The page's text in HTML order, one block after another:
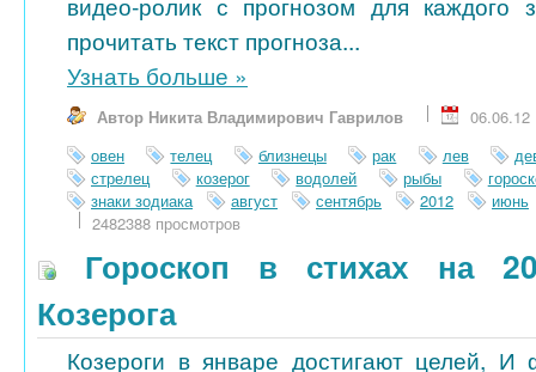
прочитать текст прогноза...
Узнать больше »
Автор Никита Владимирович Гаврилов
06.06.12
овен
телец близнецы рак лев
стрелец
козерог водолей рыбы
знаки зодиака
август сентябрь 2012
июнь
2482388 просмотров
Гороскоп в стихах на
Козерога
Козероги в январе достигают целей, И